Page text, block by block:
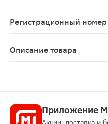
Регистрационный номер
Описание товара
Приложение
Акции, доставка и